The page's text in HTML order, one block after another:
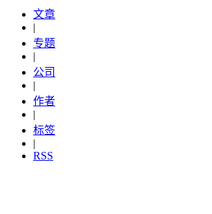
文章
|
专题
|
公司
|
作者
|
标签
|
RSS